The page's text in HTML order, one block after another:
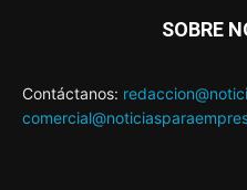
SOBRE
Contáctanos: